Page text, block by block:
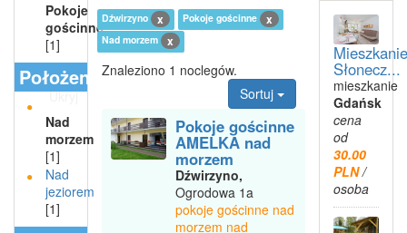
Pokoje
gościnne
[1]
Położenie
Ukryj
Nad
morzem
[1]
Nad
jeziorem
[1]
Dźwirzyno x Pokoje gościnne x
Nad morzem x
Znaleziono 1 noclegów.
Sortuj
Pokoje gościnne
AMELKA nad
morzem
Dźwirzyno,
Ogrodowa 1a
pokoje gościnne nad
morzem nad
Mieszkanie
Słonecz...
mieszkanie
Gdańsk
cena
od
30.00
PLN/
osoba